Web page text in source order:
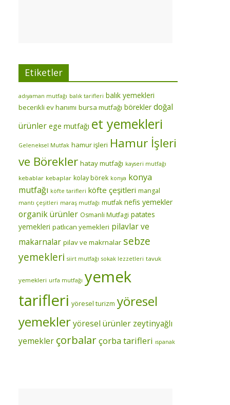
Etiketler
adıyaman mutfağı balık tarifleri balık yemekleri
becerikli ev hanımı bursa mutfağı börekler doğal
ürünler ege mutfağı et yemekleri
Geleneksel Mutfak hamur işleri Hamur İşleri
ve Börekler hatay mutfağı kayseri mutfağı
kebablar kebaplar kolay börek konya konya
mutfağı köfte tarifleri köfte çeşitleri mangal
mantı çeşitleri maraş mutfağı mutfak nefis yemekler
organik ürünler Osmanli Mutfagi patates
yemekleri patlıcan yemekleri pilavlar ve
makarnalar pilav ve makrnalar sebze
yemekleri siirt mutfağı sokak lezzetleri tavuk
yemekleri urfa mutfağı yemek
tarifleri yöresel turizm yöresel
yemekleryöresel ürünler zeytinyağlı
yemekler çorbalarçorba tarifleri ıspanak